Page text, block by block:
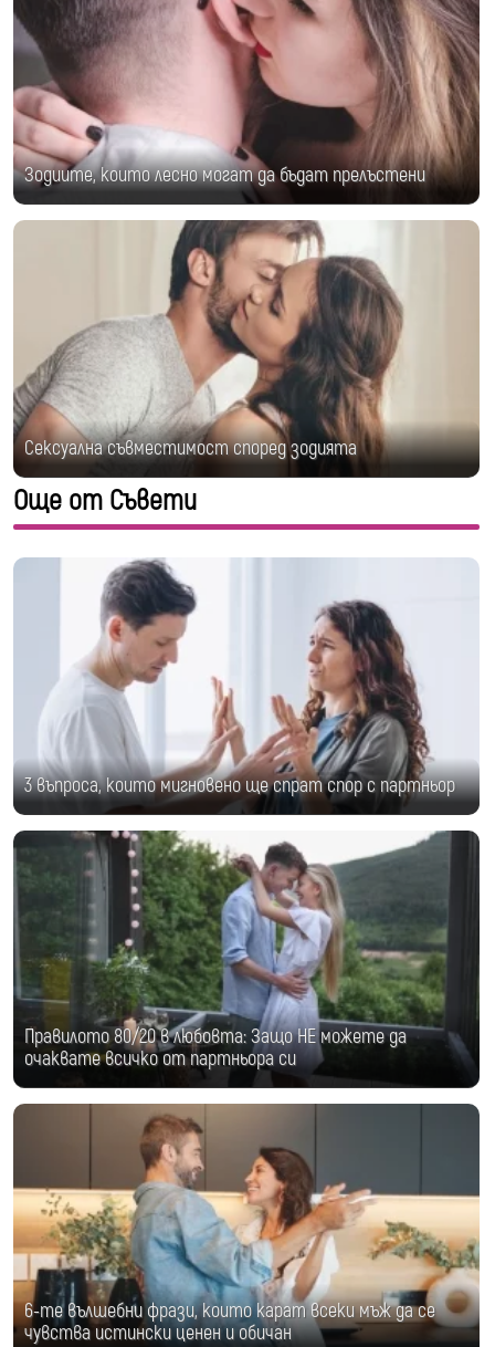
Зодиите, които лесно могат да бъдат прелъстени
Сексуална съвместимост според зодията
Още от Съвети
3 въпроса, които мигновено ще спрат спор с партньор
Правилото 80/20 в любовта: Защо НЕ можете да
очаквате всичко от партньора си
6-те вълшебни фрази, които карат всеки мъж да се
чувства истински ценен и обичан